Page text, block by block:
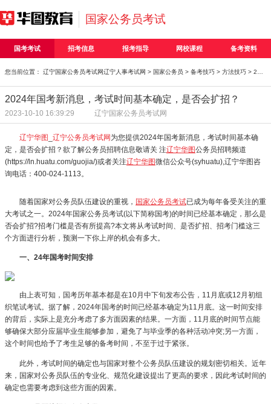
国家公务员考试
国考考试 招考信息 报考指导 网校课程 备考资料
您当前位置： 辽宁国家公务员考试网辽宁人事考试网 > 国家公务员 > 备考技巧 > 方法技巧 > 2024年国考新消息，考试时间基本确定，是否会扩招？
2024年国考新消息，考试时间基本确定，是否会扩招？
2023-10-10 16:39:29 辽宁国家公务员考试网
辽宁华图 辽宁公务员考试网 为您提供2024年国考新消息，考试时间基本确
定，是否会扩招？欲了解公务员招聘信息敬请关 注辽宁华图公务员招聘频道
(https://ln.huatu.com/guojia/)或者关注辽宁华图微信公众号(syhuatu),辽宁华图咨
询电话：400-024-1113。
随着国家对公务员队伍建设的重视， 国家公务员考试已成为每年备受关注的重
大考试之一。2024年国家公务员考试(以下简称国考)的时间已经基本确定，那么是
否会扩招?招考门槛是否有所提高?本文将从考试时间、是否扩招、招考门槛这三
个方面进行分析，预测一下你上岸的机会有多大。
一、24年国考时间安排
由上表可知，国考历年基本都是在10月中下旬发布公告，11月底或12月初组
织笔试考试。据了解，2024年国考的时间已经基本确定为11月底。这一时间安排
的背后，实际上是充分考虑了多方面因素的结果。一方面，11月底的时间节点能
够确保大部分应届毕业生能够参加，避免了与毕业季的各种活动冲突;另一方面，
这个时间也给予了考生足够的备考时间，不至于过于紧张。
此外，考试时间的确定也与国家对整个公务员队伍建设的规划密切相关。近年
来，国家对公务员队伍的专业化、规范化建设提出了更高的要求，因此考试时间的
确定也需要考虑到这些方面的因素。